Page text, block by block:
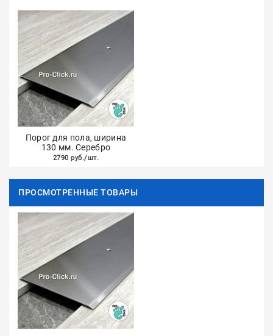
Порог для пола, ширина
130 мм. Серебро
2790 руб./шт.
ПРОСМОТРЕННЫЕ ТОВАРЫ